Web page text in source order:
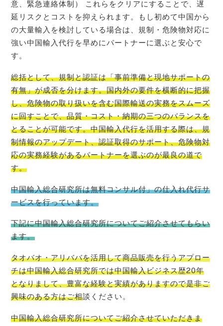
意、緊急連絡体制） これらをクリアにすることで、遅
延リスクとコストを抑えられます。もし初めて中国から
の大量輸入を検討している場合は、規制・危険物対応に
強い中国輸入代行を早めにパートナーに選ぶと安心で
す。
総括として、規制と認証は「事前準備と現地サポートの
有無」が成否を分けます。国内外の要件を横断的に把握
し、危険物の取り扱いを含む国際輸送の実務をスムーズ
に回すことで、品質・コスト・納期の三つのバランスを
とることが可能です。中国輸入代行を活用する際は、規
制情報のアップデート、認証取得のサポート、危険物対
応の実務経験があるパートナーを選ぶのが最良の道で
す。
中国輸入総合研究所は無料コンサル付」の仕入れ代行サ
ービスを行っています。
下記に中国輸入総合研究所についてご紹介させてもらい
ます。
タオバオ・アリババを活用して商品販売を行うアプロー
チは中国輸入総合研究所では中国輸入ビジネス歴20年
となりまして、豊富な経験と実績がありますので是非ご
興味のある方はご相談ください。
中国輸入総合研究所についてご紹介させていただきま